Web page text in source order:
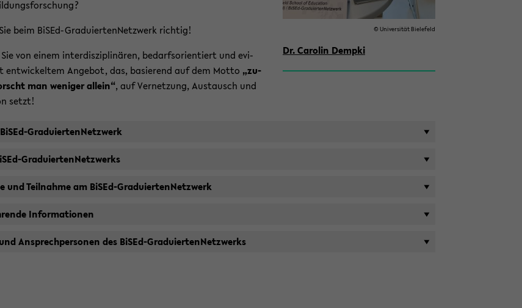
© Uni­ver­si­tät Bie­le­feld
Dr. Ca­ro­lin Demp­ki
beim BiSEd-​GraduiertenNetzwerk rich­tig!
von einem in­ter­dis­zi­pli­nä­ren, be­darfs­ori­en­tiert und evi­
ent­wi­ckel­tem An­ge­bot, das, ba­sie­rend auf dem Motto „zu­
man we­ni­ger al­lein“, auf Ver­net­zung, Aus­tausch und
setzt!
​GraduiertenNetzwerk
​GraduiertenNetzwerks
und Teil­nah­me am BiSEd-​GraduiertenNetzwerk
In­for­ma­tio­nen
An­sprech­per­so­nen des BiSEd-​GraduiertenNetzwerks